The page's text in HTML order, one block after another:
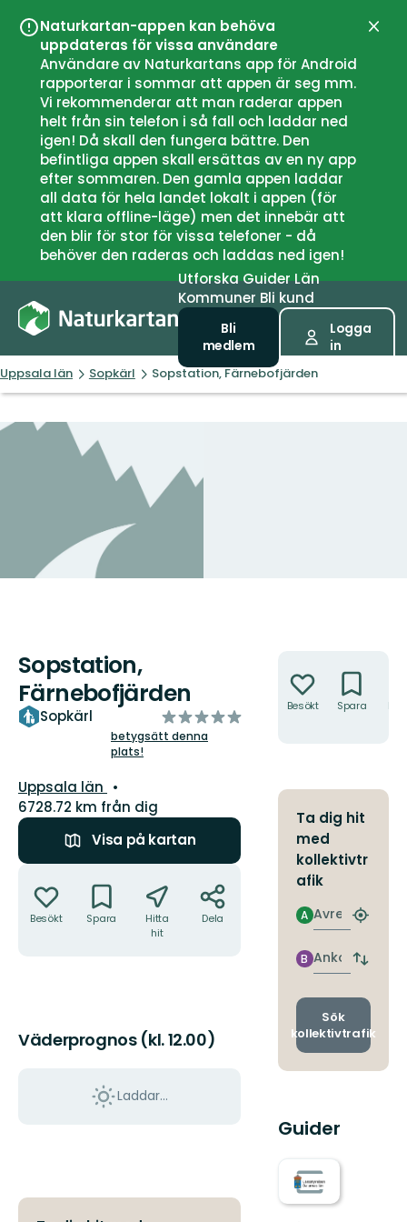
Naturkartan-appen kan behöva
uppdateras för vissa användare
Användare av Naturkartans app för Android
rapporterar i sommar att appen är seg mm.
Vi rekommenderar att man raderar appen
helt från sin telefon i så fall och laddar ned
igen! Då skall den fungera bättre. Den
befintliga appen skall ersättas av en ny app
efter sommaren. Den gamla appen laddar
all data för hela landet lokalt i appen (för
att klara offline-läge) men det innebär att
den blir för stor för vissa telefoner - då
behöver den raderas och laddas ned igen!
UtforskaGuiderLän
Kommuner Bli kund
Bli
medlem
Logga
in
Uppsala län Sopkärl Sopstation, Färnebofjärden
Sopstation,
Färnebofjärden
Sopkärl
av
5
betygsätt denna
plats!
Län:
Uppsala län
6728.72 km från dig
Visa på kartan
Besökt Spara
Hitta
hit
Dela
Väderprognos (kl. 12.00)
Laddar...
Besökt Spara
Ta dig hit
med
kollektivtr
afik
Avresa
A
Hitta
Ankomst
B
Byt
och
Sök
kollektivtrafik
Guider